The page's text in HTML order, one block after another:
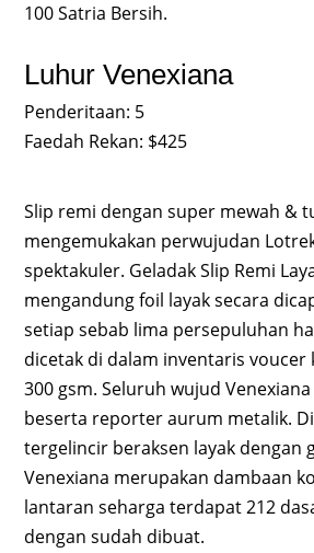
100 Satria Bersih.
Luhur Venexiana
Penderitaan: 5
Faedah Rekan: $425
Slip remi dengan super mewah &
mengemukakan perwujudan
spektakuler. Geladak Slip Remi
mengandung foil layak secara
setiap sebab lima persepuluhan
dicetak di dalam inventaris voucer
300 gsm. Seluruh wujud
beserta reporter aurum metalik.
tergelincir beraksen layak dengan
Venexiana merupakan dambaan
lantaran seharga terdapat 212
dengan sudah dibuat.